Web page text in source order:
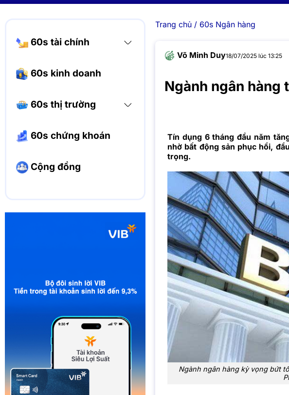
60s tài chính
60s kinh doanh
60s thị trường
60s chứng khoán
Cộng đồng
Trang chủ/ 60s Ngân hàng
Võ Minh Duy18/07/2025 lúc 13:25
Ngành ngân hàng
Tín dụng 6 tháng đầu năm
nhờ bất động sản phục hồi,
trọng.
Ngành ngân hàng kỳ vọng bứt